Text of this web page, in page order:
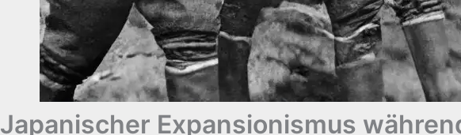
Japanischer Expansionismus